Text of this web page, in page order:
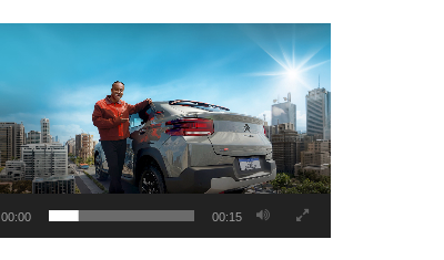
00:00 00:15